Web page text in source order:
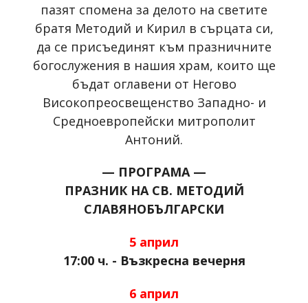
пазят спомена за делото на светите
братя Методий и Кирил в сърцата си,
да се присъединят към празничните
богослужения в нашия храм, които ще
бъдат оглавени от Негово
Високопреосвещенство Западно- и
Средноевропейски митрополит
Антоний.
— ПРОГРАМА —
ПРАЗНИК НА СВ. МЕТОДИЙ
СЛАВЯНОБЪЛГАРСКИ
5 април
17:00 ч. - Възкресна вечерня
6 април